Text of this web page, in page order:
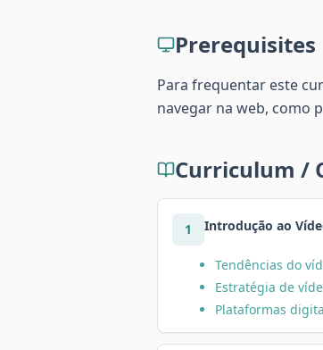
Prerequisites
Para frequentar este
navegar na web, como
Curriculum /
1 Introdução ao
Tendências do
Estratégia de
Plataformas